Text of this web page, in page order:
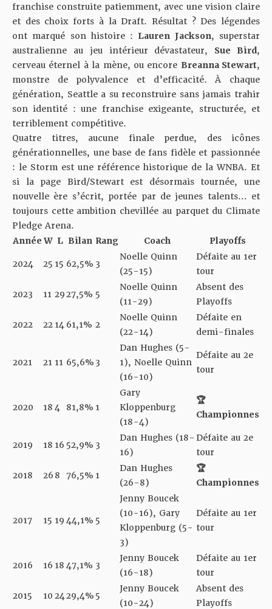
franchise construite patiemment, avec une vision claire
et des choix forts à la Draft. Résultat ? Des légendes
ont marqué son histoire : Lauren Jackson, superstar
australienne au jeu intérieur dévastateur, Sue Bird,
cerveau éternel à la mène, ou encore Breanna Stewart,
monstre de polyvalence et d’efficacité. À chaque
génération, Seattle a su reconstruire sans jamais trahir
son identité : une franchise exigeante, structurée, et
terriblement compétitive.
Quatre titres, aucune finale perdue, des icônes
générationnelles, une base de fans fidèle et passionnée
: le Storm est une référence historique de la WNBA. Et
si la page Bird/Stewart est désormais tournée, une
nouvelle ère s’écrit, portée par de jeunes talents… et
toujours cette ambition chevillée au parquet du Climate
Pledge Arena.
Année W L Bilan Rang Coach Playoffs
2024 25 15 62,5% 3
Noelle Quinn
(25-15)
Défaite au 1er
tour
2023 11 2927,5% 5
Noelle Quinn
(11-29)
Absent des
Playoffs
2022 22 14 61,1% 2
Noelle Quinn
(22-14)
Défaite en
demi-finales
2021 21 11 65,6% 3
Dan Hughes (5-
1), Noelle Quinn
(16-10)
Défaite au 2e
tour
2020 18 4 81,8% 1
Gary
Kloppenburg
(18-4)
🏆
Championnes
2019 18 16 52,9% 3
Dan Hughes (18-
16)
Défaite au 2e
tour
2018 26 8 76,5% 1
Dan Hughes
(26-8)
🏆
Championnes
2017 15 19 44,1% 5
Jenny Boucek
(10-16), Gary
Kloppenburg (5-
3)
Défaite au 1er
tour
2016 16 18 47,1% 3
Jenny Boucek
(16-18)
Défaite au 1er
tour
2015 10 24 29,4%5
Jenny Boucek
(10-24)
Absent des
Playoffs